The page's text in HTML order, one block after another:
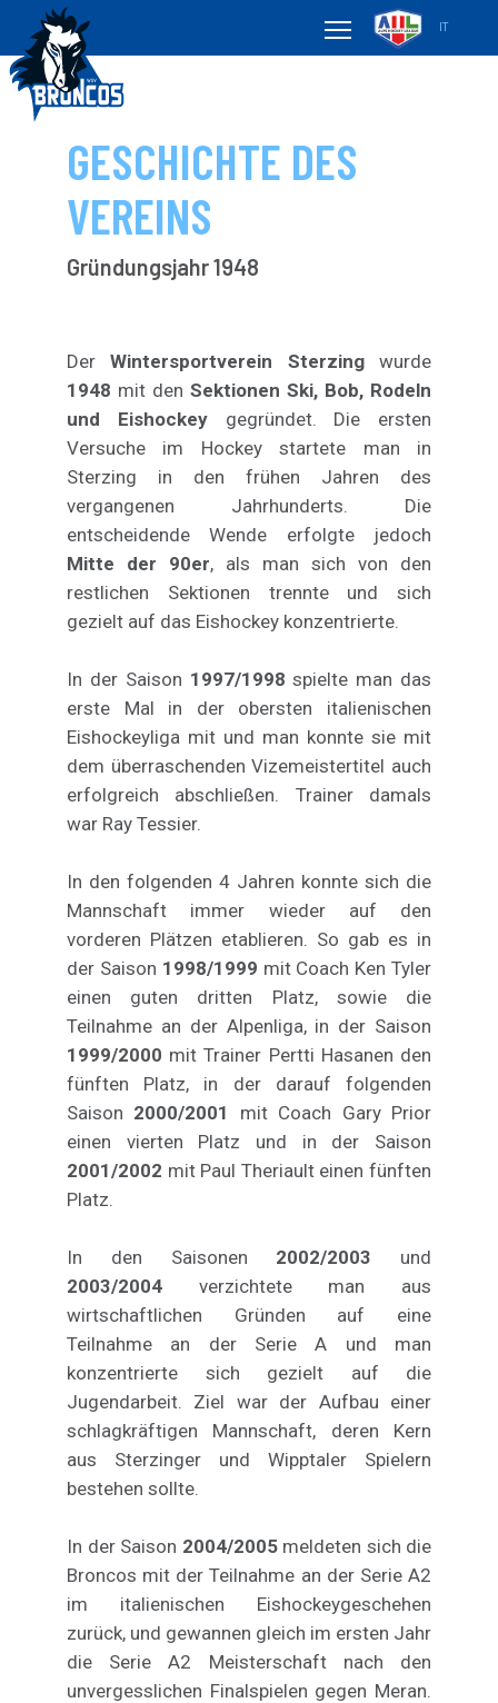
IT
GESCHICHTE DES
VEREINS
Gründungsjahr 1948
DerWintersportverein Sterzingwurde
1948 mit den Sektionen Ski, Bob, Rodeln
und Eishockeygegründet. Die ersten
Versuche im Hockey startete man in
Sterzing in den frühen Jahren des
vergangenen Jahrhunderts. Die
entscheidende Wende erfolgte jedoch
Mitte der 90er, als man sich von den
restlichen Sektionen trennte und sich
gezielt auf das Eishockey konzentrierte.
In der Saison 1997/1998 spielte man das
erste Mal in der obersten italienischen
Eishockeyliga mit und man konnte sie mit
dem überraschenden Vizemeistertitel auch
erfolgreich abschließen. Trainer damals
war Ray Tessier.
In den folgenden 4 Jahren konnte sich die
Mannschaft immer wieder auf den
vorderen Plätzen etablieren. So gab es in
der Saison 1998/1999 mit Coach Ken Tyler
einen guten dritten Platz, sowie die
Teilnahme an der Alpenliga, in der Saison
1999/2000 mit Trainer Pertti Hasanen den
fünften Platz, in der darauf folgenden
Saison 2000/2001 mit Coach Gary Prior
einen vierten Platz und in der Saison
2001/2002 mit Paul Theriault einen fünften
Platz.
In den Saisonen 2002/2003 und
2003/2004 verzichtete man aus
wirtschaftlichen Gründen auf eine
Teilnahme an der Serie A und man
konzentrierte sich gezielt auf die
Jugendarbeit. Ziel war der Aufbau einer
schlagkräftigen Mannschaft, deren Kern
aus Sterzinger und Wipptaler Spielern
bestehen sollte.
In der Saison 2004/2005 meldeten sich die
Broncos mit der Teilnahme an der Serie A2
im italienischen Eishockeygeschehen
zurück, und gewannen gleich im ersten Jahr
die Serie A2 Meisterschaft nach den
unvergesslichen Finalspielen gegen Meran.